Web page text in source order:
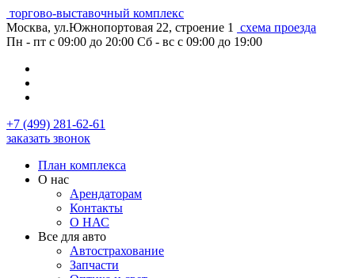
торгово-выставочный комплекс
Москва, ул.Южнопортовая 22, строение 1
схема проезда
Пн - пт с 09:00 до 20:00 Сб - вс с 09:00 до 19:00
+7 (499) 281-62-61
заказать звонок
План комплекса
О нас
Арендаторам
Контакты
О НАС
Все для авто
Автострахование
Запчасти